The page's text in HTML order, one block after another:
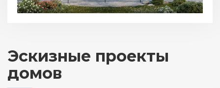
Эскизные проекты
домов